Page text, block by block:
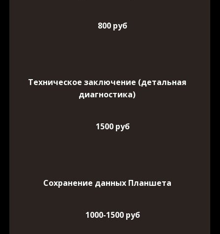
800 руб
Техническое заключение (детальная
диагностика)
1500 руб
Сохранение данных Планшета
1000-1500 руб